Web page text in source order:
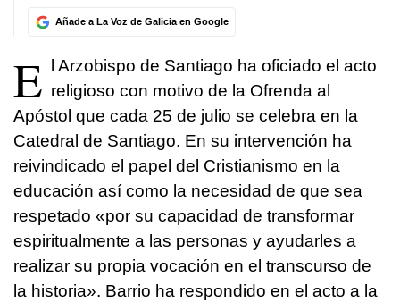
Añade a La Voz de Galicia en Google
E
l Arzobispo de Santiago ha oficiado el acto
religioso con motivo de la Ofrenda al
Apóstol que cada 25 de julio se celebra en la
Catedral de Santiago. En su intervención ha
reivindicado el papel del Cristianismo en la
educación así como la necesidad de que sea
respetado «por su capacidad de transformar
espiritualmente a las personas y ayudarles a
realizar su propia vocación en el transcurso de
la historia». Barrio ha respondido en el acto a la